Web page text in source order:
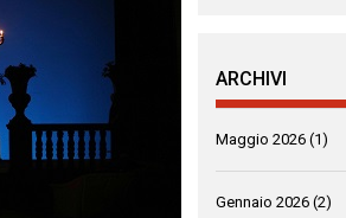
ARCHIVI
Maggio 2026 (1)
Gennaio 2026 (2)